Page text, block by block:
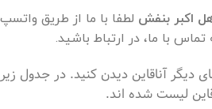
اکبر بنفش لطفا با ما از طریق واتسپ
با ما، در ارتباط باشید.
دیگر آناقاین دیدن کنید. در جدول زیر
لیست شده اند.